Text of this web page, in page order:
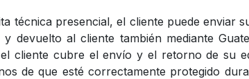
técnica presencial, el cliente puede
devuelto al cliente también mediante
cliente cubre el envío y el retorno de su
de que esté correctamente protegido